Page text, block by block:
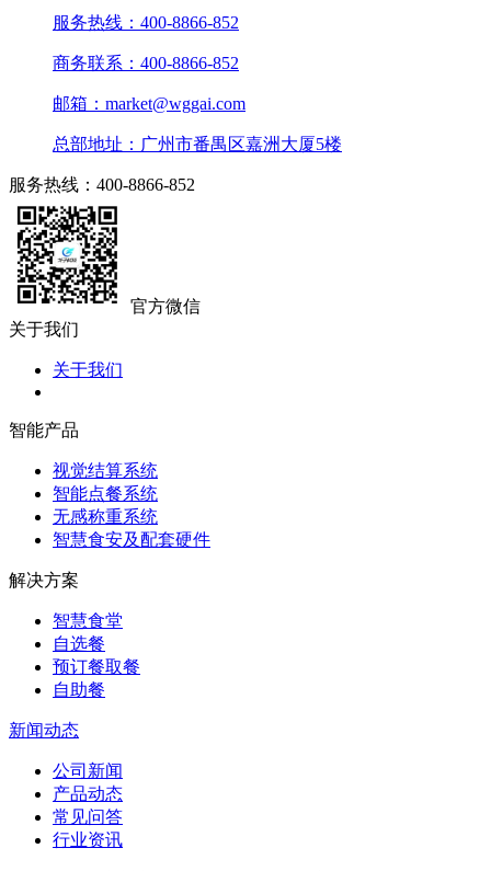
服务热线：400-8866-852
商务联系：400-8866-852
邮箱：market@wggai.com
总部地址：广州市番禺区嘉洲大厦5楼
服务热线：400-8866-852
官方微信
关于我们
关于我们
智能产品
视觉结算系统
智能点餐系统
无感称重系统
智慧食安及配套硬件
解决方案
智慧食堂
自选餐
预订餐取餐
自助餐
新闻动态
公司新闻
产品动态
常见问答
行业资讯